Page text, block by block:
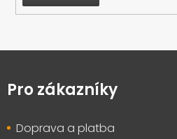
pPro zákazníky
Doprava a platba